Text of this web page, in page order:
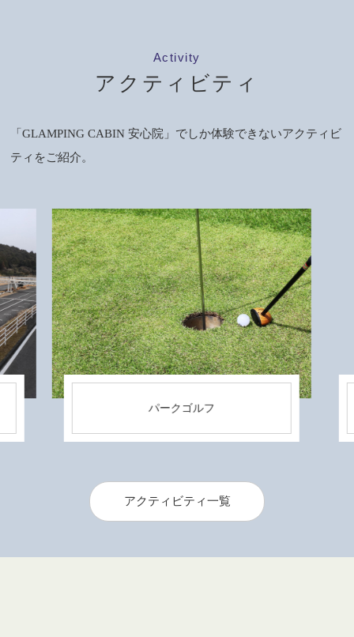
Activity
アクティビティ
「GLAMPING CABIN 安心院」でしか体験できないアクティビ
ティをご紹介。
パークゴルフ
アクティビティ一覧